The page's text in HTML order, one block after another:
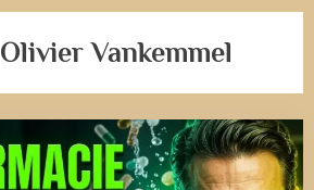
Olivier Vankemmel